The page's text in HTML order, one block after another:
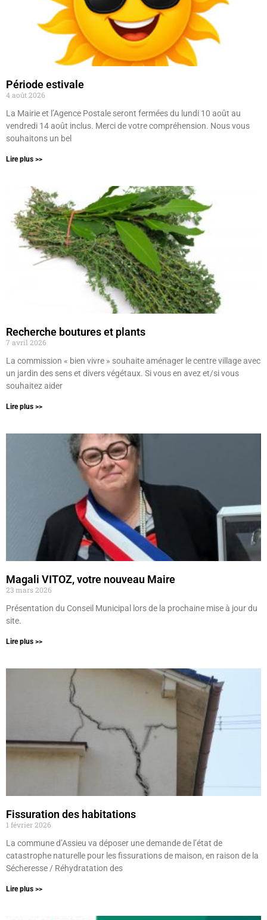
Période estivale
4 août 2026
La Mairie et l’Agence Postale seront fermées du lundi 10 août au
vendredi 14 août inclus. Merci de votre compréhension. Nous vous
souhaitons un bel
Lire plus >>
Recherche boutures et plants
7 avril 2026
La commission « bien vivre » souhaite aménager le centre village avec
un jardin des sens et divers végétaux. Si vous en avez et/si vous
souhaitez aider
Lire plus >>
Magali VITOZ, votre nouveau Maire
23 mars 2026
Présentation du Conseil Municipal lors de la prochaine mise à jour du
site.
Lire plus >>
Fissuration des habitations
1 février 2026
La commune d’Assieu va déposer une demande de l’état de
catastrophe naturelle pour les fissurations de maison, en raison de la
Sécheresse / Réhydratation des
Lire plus >>